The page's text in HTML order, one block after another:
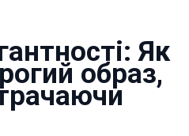
Як
образ,